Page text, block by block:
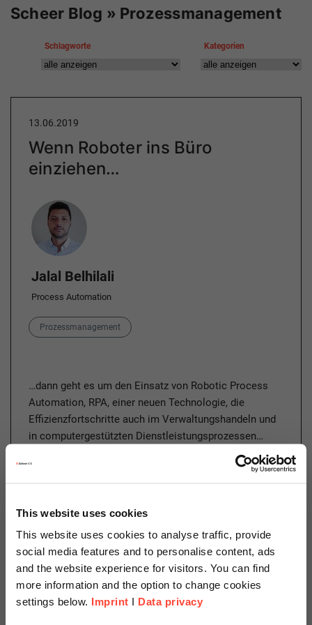
This website uses cookies
This website uses cookies to analyse traffic, provide
social media features and to personalise content, ads
and the website experience for visitors. You can find
more information and the option to change cookies
settings below. Imprint I Data privacy
Scheer Blog » Prozessmanagement
Schlagworte Kategorien
13.06.2019
Wenn Roboter ins Büro
einziehen…
Author
Jalal Belhilali
Process Automation
Category
Prozessmanagement
…dann geht es um den Einsatz von Robotic Process
Automation, RPA, einer neuen Technologie, die
Effizienzfortschritte auch im Verwaltungshandeln und
in computergestützten Dienstleistungsprozessen…
13.06.2019
Fehlfunktionen im laufenden
Prozess erkennen und